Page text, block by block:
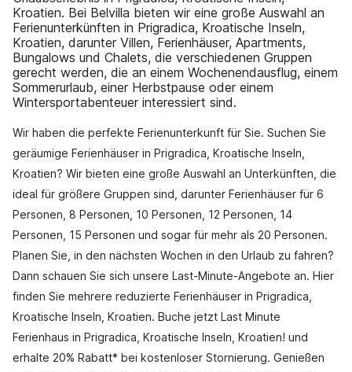
Kroatien. Bei Belvilla bieten wir eine große Auswahl an
Ferienunterkünften in Prigradica, Kroatische Inseln,
Kroatien, darunter Villen, Ferienhäuser, Apartments,
Bungalows und Chalets, die verschiedenen Gruppen
gerecht werden, die an einem Wochenendausflug, einem
Sommerurlaub, einer Herbstpause oder einem
Wintersportabenteuer interessiert sind.
Wir haben die perfekte Ferienunterkunft für Sie. Suchen Sie
geräumige Ferienhäuser in Prigradica, Kroatische Inseln,
Kroatien? Wir bieten eine große Auswahl an Unterkünften, die
ideal für größere Gruppen sind, darunter Ferienhäuser für 6
Personen, 8 Personen, 10 Personen, 12 Personen, 14
Personen, 15 Personen und sogar für mehr als 20 Personen.
Planen Sie, in den nächsten Wochen in den Urlaub zu fahren?
Dann schauen Sie sich unsere Last-Minute-Angebote an. Hier
finden Sie mehrere reduzierte Ferienhäuser in Prigradica,
Kroatische Inseln, Kroatien. Buche jetzt Last Minute
Ferienhaus in Prigradica, Kroatische Inseln, Kroatien! und
erhalte 20% Rabatt* bei kostenloser Stornierung. Genießen